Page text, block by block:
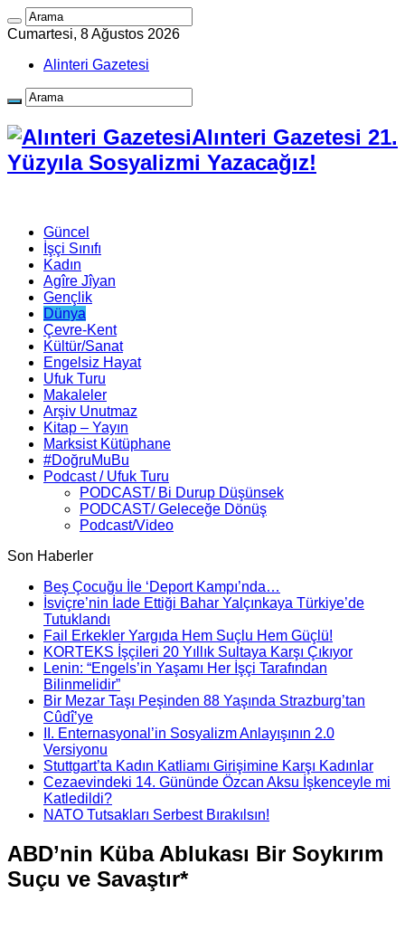
Cumartesi, 8 Ağustos 2026
Alinteri Gazetesi
Alınteri Gazetesi 21.
Yüzyıla Sosyalizmi Yazacağız!
Güncel
İşçi Sınıfı
Kadın
Agîre Jîyan
Gençlik
Dünya
Çevre-Kent
Kültür/Sanat
Engelsiz Hayat
Ufuk Turu
Makaleler
Arşiv Unutmaz
Kitap – Yayın
Marksist Kütüphane
#DoğruMuBu
Podcast / Ufuk Turu
PODCAST/ Bi Durup Düşünsek
PODCAST/ Geleceğe Dönüş
Podcast/Video
Son Haberler
Beş Çocuğu İle ‘Deport Kampı’nda…
İsviçre’nin İade Ettiği Bahar Yalçınkaya Türkiye’de
Tutuklandı
Fail Erkekler Yargıda Hem Suçlu Hem Güçlü!
KORTEKS İşçileri 20 Yıllık Sultaya Karşı Çıkıyor
Lenin: “Engels’in Yaşamı Her İşçi Tarafından
Bilinmelidir”
Bir Mezar Taşı Peşinden 88 Yaşında Strazburg’tan
Cûdî’ye
II. Enternasyonal’in Sosyalizm Anlayışının 2.0
Versiyonu
Stuttgart’ta Kadın Katliamı Girişimine Karşı Kadınlar
Cezaevindeki 14. Gününde Özcan Aksu İşkenceyle mi
Katledildi?
NATO Tutsakları Serbest Bırakılsın!
ABD’nin Küba Ablukası Bir Soykırım
Suçu ve Savaştır*